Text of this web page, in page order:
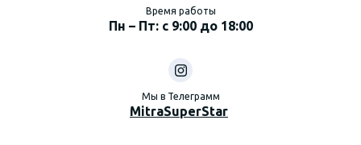
Время работы
Пн – Пт: с 9:00 до 18:00
Мы в Телеграмм
MitraSuperStar